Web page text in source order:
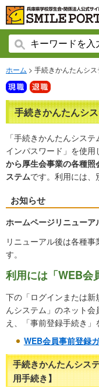
ホーム > 手続きかんたんシス
手続きかんたんシ
「手続きかんたんシス
インパスワード」を使用
から厚生会事業の各種
ステムです。利用には、
お知らせ
ホームページリニューア
リニューアル後は各種
す。
利用には「WEB会
下の「ログインまたは
んシステム」のネット
え、「事前登録手続き」
WEB会員事前登録
手続きかんたんシ
用手続き】